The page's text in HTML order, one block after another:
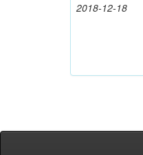
2018-12-18